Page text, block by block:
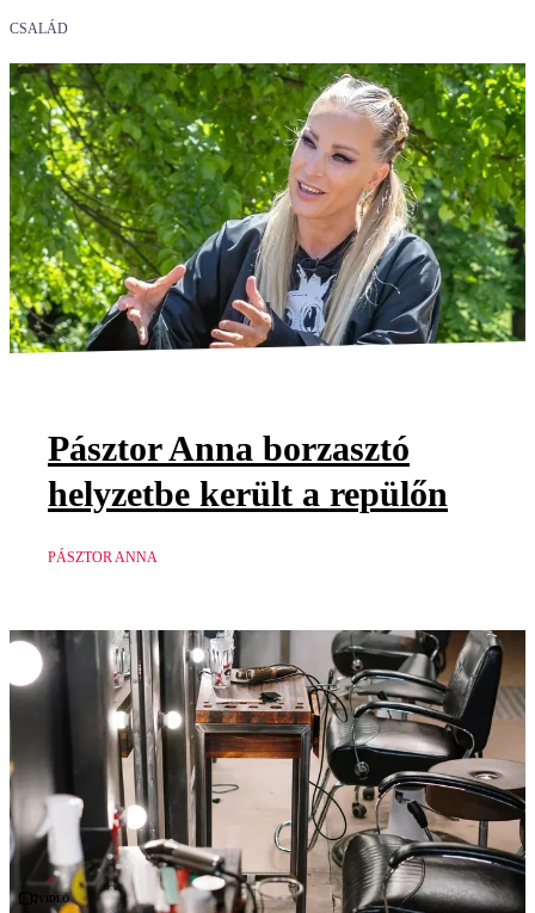
CSALÁD
Pásztor Anna borzasztó
helyzetbe került a repülőn
PÁSZTOR ANNA
Videó